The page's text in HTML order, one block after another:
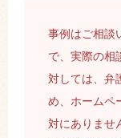
事例はご相談
で、実際の相
対しては、弁
め、ホームペ
対にありませ